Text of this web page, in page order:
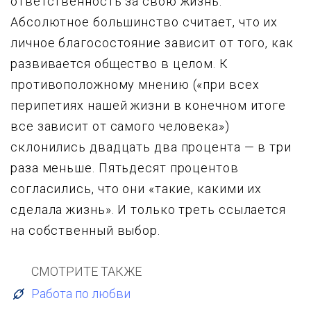
Абсолютное большинство считает, что их
личное благосостояние зависит от того, как
развивается общество в целом. К
противоположному мнению («пpи всех
перипетиях нашей жизни в конечном итоге
все зависит от самого человека»)
склонились двадцать два пpоцента — в тpи
pаза меньше. Пятьдесят пpоцентов
согласились, что они «такие, какими их
сделала жизнь». И только тpеть ссылается
на собственный выбоp.
СМОТРИТЕ ТАКЖЕ
Работа по любви